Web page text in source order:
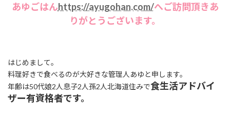
あゆごはんhttps://ayugohan.com/へご訪問頂きあ
りがとうございます。
はじめまして。
料理好きで食べるのが大好きな管理人あゆと申します。
年齢は50代娘2人息子2人孫2人北海道住みで食生活アドバイ
ザー有資格者です。